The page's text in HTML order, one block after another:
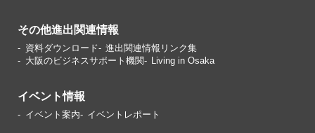
その他進出関連情報
資料ダウンロード
進出関連情報リンク集
大阪のビジネスサポート機関
Living in Osaka
イベント情報
イベント案内 イベントレポート